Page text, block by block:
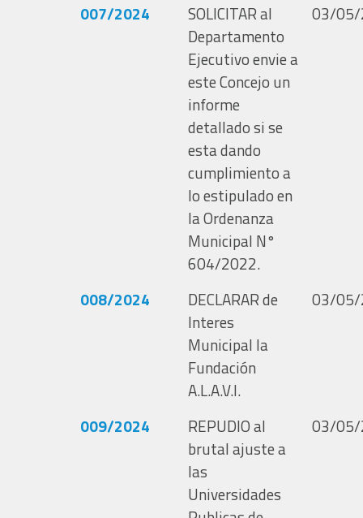
007/2024
SOLICITAR al
Departamento
Ejecutivo envie a
este Concejo un
informe
detallado si se
esta dando
cumplimiento a
lo estipulado en
la Ordenanza
Municipal N°
604/2022.
03/
008/2024
DECLARAR de
Interes
Municipal la
Fundación
A.L.A.V.I.
03/
009/2024
REPUDIO al
brutal ajuste a
las
Universidades
03/